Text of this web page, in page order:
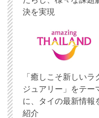
決を実現
「癒しこそ新しいラ
ジュアリー」をテー
に、タイの最新情報
紹介